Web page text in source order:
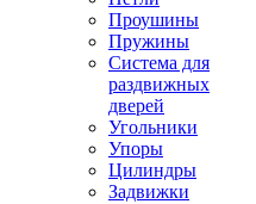
Проушины
Пружины
Система для
раздвижных
дверей
Угольники
Упоры
Цилиндры
Задвижки